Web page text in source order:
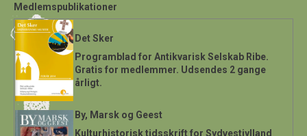
Medlemspublikationer
Det Sker
Programblad for Antikvarisk Selskab Ribe.
Gratis for medlemmer. Udsendes 2 gange
årligt.
By, Marsk og Geest
Kulturhistorisk tidsskrift for Sydvestjylland